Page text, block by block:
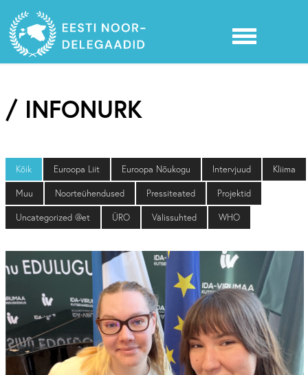
/ INFONURK
Kõik Euroopa Liit Euroopa Nõukogu Intervjuud Kliima
Muu Noorteühendused Pressiteated Projektid
Uncategorized @et ÜRO Välissuhted WHO